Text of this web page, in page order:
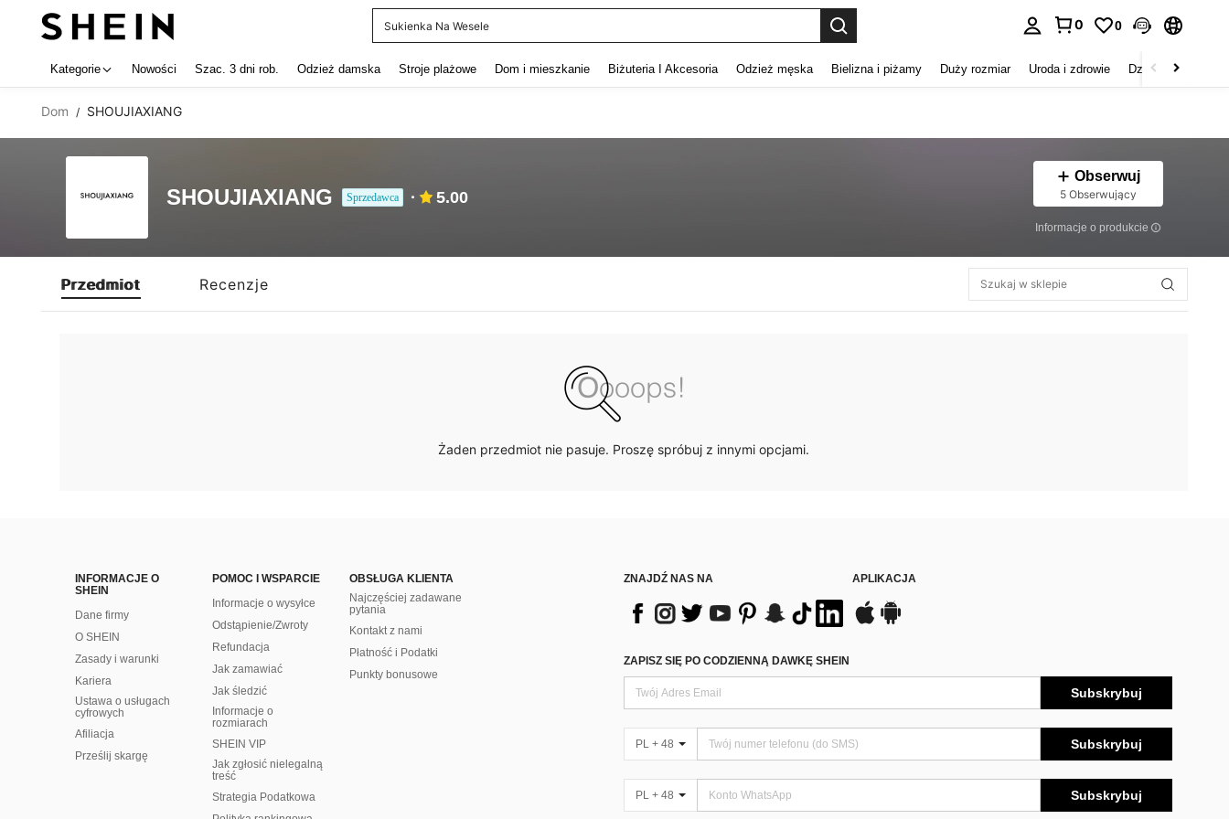
Sukienka Na Wesele
0 0
Kategorie Nowości Szac. 3 dni rob. Odzież damska Stroje plażowe Dom i mieszkanie Biżuteria I Akcesoria Odzież męska Bielizna i piżamy Duży rozmiar Uroda i zdrowie Dzieci
Dom / SHOUJIAXIANG
SHOUJIAXIANG Sprzedawca 5.00
Obserwuj
5 Obserwujący
Informacje o produkcie
Przedmiot Recenzje
Żaden przedmiot nie pasuje. Proszę spróbuj z innymi opcjami.
INFORMACJE O
SHEIN
Dane firmy
O SHEIN
Zasady i warunki
Kariera
Ustawa o usługach
cyfrowych
Afiliacja
Prześlij skargę
POMOC I WSPARCIE
Informacje o wysyłce
Odstąpienie/Zwroty
Refundacja
Jak zamawiać
Jak śledzić
Informacje o
rozmiarach
SHEIN VIP
Jak zgłosić nielegalną
treść
Strategia Podatkowa
OBSŁUGA KLIENTA
Najczęściej zadawane
pytania
Kontakt z nami
Płatność i Podatki
Punkty bonusowe
ZNAJDŹ NAS NA APLIKACJA
ZAPISZ SIĘ PO CODZIENNĄ DAWKĘ SHEIN
Subskrybuj
PL + 48 Subskrybuj
PL + 48 Subskrybuj